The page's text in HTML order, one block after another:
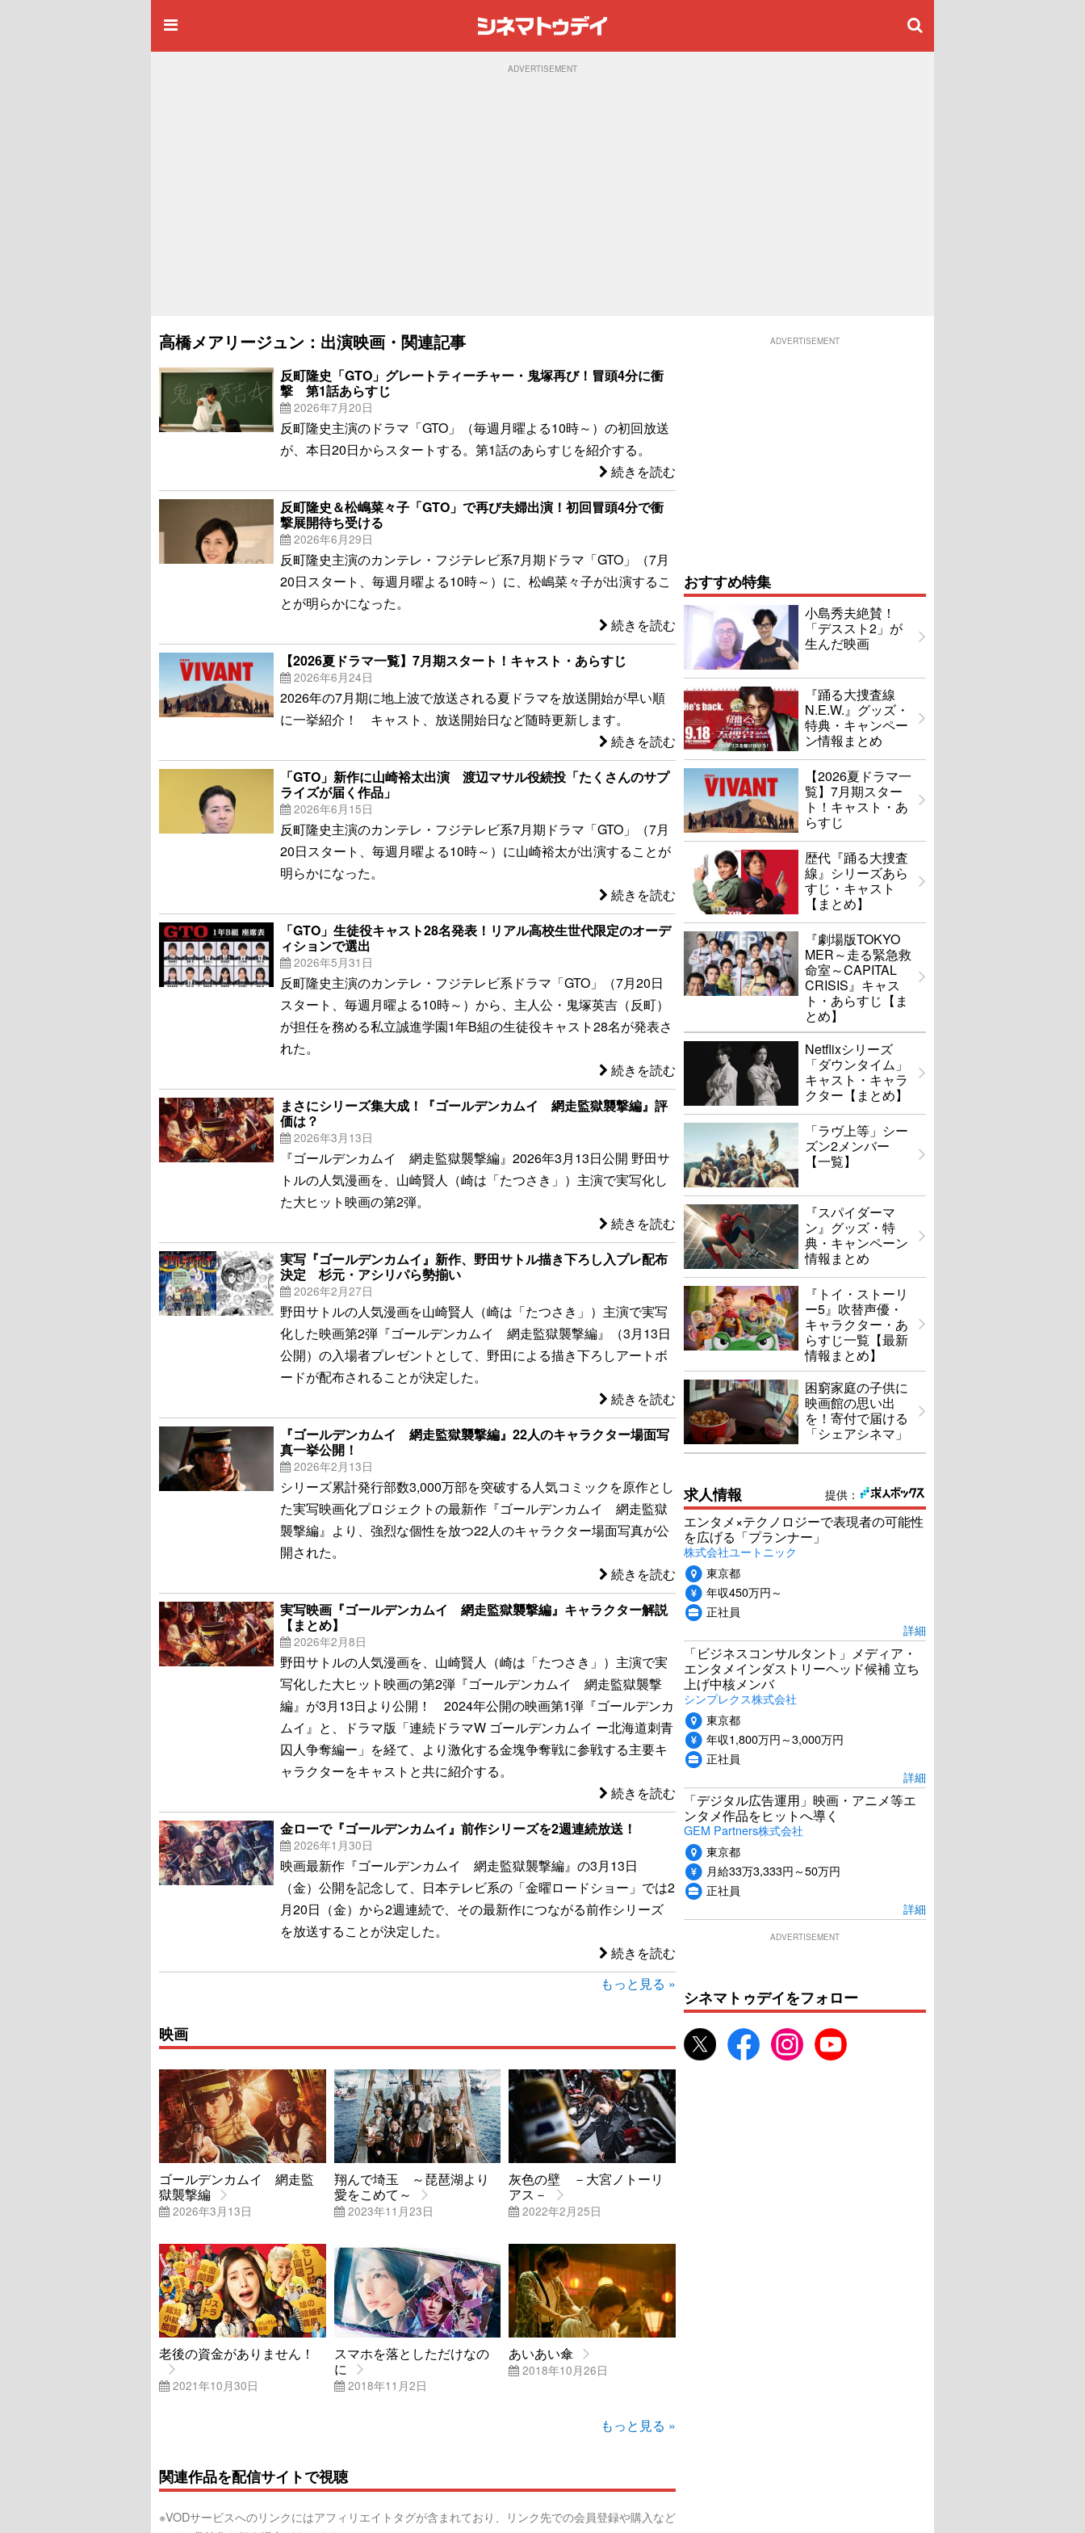
ADVERTISEMENT
高橋メアリージュン：出演映画・関連記事
反町隆史「GTO」グレートティーチャー・鬼塚再び！冒頭4分に衝
撃 第1話あらすじ
2026年7月20日
反町隆史主演のドラマ「GTO」（毎週月曜よる10時～）の初回放送
が、本日20日からスタートする。第1話のあらすじを紹介する。
続きを読む
反町隆史＆松嶋菜々子「GTO」で再び夫婦出演！初回冒頭4分で衝
撃展開待ち受ける
2026年6月29日
反町隆史主演のカンテレ・フジテレビ系7月期ドラマ「GTO」（7月
20日スタート、毎週月曜よる10時～）に、松嶋菜々子が出演するこ
とが明らかになった。
続きを読む
【2026夏ドラマ一覧】7月期スタート！キャスト・あらすじ
2026年6月24日
2026年の7月期に地上波で放送される夏ドラマを放送開始が早い順
に一挙紹介！ キャスト、放送開始日など随時更新します。
続きを読む
「GTO」新作に山崎裕太出演 渡辺マサル役続投「たくさんのサプ
ライズが届く作品」
2026年6月15日
反町隆史主演のカンテレ・フジテレビ系7月期ドラマ「GTO」（7月
20日スタート、毎週月曜よる10時～）に山崎裕太が出演することが
明らかになった。
続きを読む
「GTO」生徒役キャスト28名発表！リアル高校生世代限定のオーデ
ィションで選出
2026年5月31日
反町隆史主演のカンテレ・フジテレビ系ドラマ「GTO」（7月20日
スタート、毎週月曜よる10時～）から、主人公・鬼塚英吉（反町）
が担任を務める私立誠進学園1年B組の生徒役キャスト28名が発表さ
れた。
続きを読む
まさにシリーズ集大成！『ゴールデンカムイ 網走監獄襲撃編』評
価は？
2026年3月13日
『ゴールデンカムイ 網走監獄襲撃編』2026年3月13日公開 野田サ
トルの人気漫画を、山崎賢人（崎は「たつさき」）主演で実写化し
た大ヒット映画の第2弾。
続きを読む
実写『ゴールデンカムイ』新作、野田サトル描き下ろし入プレ配布
決定 杉元・アシリパら勢揃い
2026年2月27日
野田サトルの人気漫画を山崎賢人（崎は「たつさき」）主演で実写
化した映画第2弾『ゴールデンカムイ 網走監獄襲撃編』（3月13日
公開）の入場者プレゼントとして、野田による描き下ろしアートボ
ードが配布されることが決定した。
続きを読む
『ゴールデンカムイ 網走監獄襲撃編』22人のキャラクター場面写
真一挙公開！
2026年2月13日
シリーズ累計発行部数3,000万部を突破する人気コミックを原作とし
た実写映画化プロジェクトの最新作『ゴールデンカムイ 網走監獄
襲撃編』より、強烈な個性を放つ22人のキャラクター場面写真が公
開された。
続きを読む
実写映画『ゴールデンカムイ 網走監獄襲撃編』キャラクター解説
【まとめ】
2026年2月8日
野田サトルの人気漫画を、山崎賢人（崎は「たつさき」）主演で実
写化した大ヒット映画の第2弾『ゴールデンカムイ 網走監獄襲撃
編』が3月13日より公開！ 2024年公開の映画第1弾『ゴールデンカ
ムイ』と、ドラマ版「連続ドラマW ゴールデンカムイ ー北海道刺青
囚人争奪編ー」を経て、より激化する金塊争奪戦に参戦する主要キ
ャラクターをキャストと共に紹介する。
続きを読む
金ローで『ゴールデンカムイ』前作シリーズを2週連続放送！
2026年1月30日
映画最新作『ゴールデンカムイ 網走監獄襲撃編』の3月13日
（金）公開を記念して、日本テレビ系の「金曜ロードショー」では2
月20日（金）から2週連続で、その最新作につながる前作シリーズ
を放送することが決定した。
続きを読む
もっと見る »
映画
ゴールデンカムイ 網走監
獄襲撃編
2026年3月13日
翔んで埼玉 ～琵琶湖より
愛をこめて～
2023年11月23日
灰色の壁 －大宮ノトーリ
アス－
2022年2月25日
老後の資金がありません！
2021年10月30日
スマホを落としただけなの
に
2018年11月2日
あいあい傘
2018年10月26日
もっと見る »
関連作品を配信サイトで視聴
※VODサービスへのリンクにはアフィリエイトタグが含まれており、リンク先での会員登録や購入など
ADVERTISEMENT
おすすめ特集
小島秀夫絶賛！
「デススト2」が
生んだ映画
『踊る大捜査線
N.E.W.』グッズ・
特典・キャンペー
ン情報まとめ
【2026夏ドラマ一
覧】7月期スター
ト！キャスト・あ
らすじ
歴代『踊る大捜査
線』シリーズあら
すじ・キャスト
【まとめ】
『劇場版TOKYO
MER～走る緊急救
命室～CAPITAL
CRISIS』キャス
ト・あらすじ【ま
とめ】
Netflixシリーズ
「ダウンタイム」
キャスト・キャラ
クター【まとめ】
「ラヴ上等」シー
ズン2メンバー
【一覧】
『スパイダーマ
ン』グッズ・特
典・キャンペーン
情報まとめ
『トイ・ストーリ
ー5』吹替声優・
キャラクター・あ
らすじ一覧【最新
情報まとめ】
困窮家庭の子供に
映画館の思い出
を！寄付で届ける
「シェアシネマ」
提供：
求人情報
エンタメ×テクノロジーで表現者の可能性
を広げる「プランナー」
株式会社ユートニック
東京都
年収450万円～
正社員
詳細
「ビジネスコンサルタント」メディア・
エンタメインダストリーヘッド候補 立ち
上げ中核メンバ
シンプレクス株式会社
東京都
年収1,800万円～3,000万円
正社員
詳細
「デジタル広告運用」映画・アニメ等エ
ンタメ作品をヒットへ導く
GEM Partners株式会社
東京都
月給33万3,333円～50万円
正社員
詳細
ADVERTISEMENT
シネマトゥデイをフォロー